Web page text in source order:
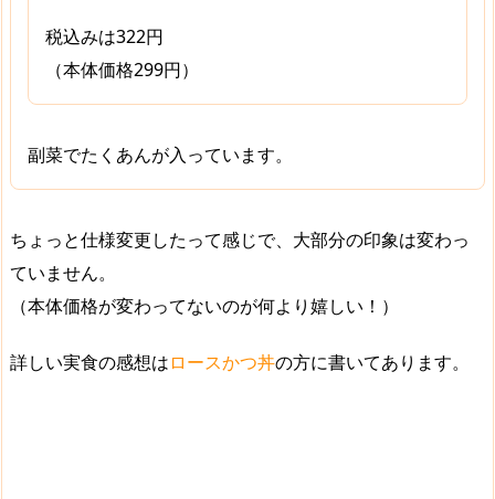
税込みは322円
（本体価格299円）
副菜でたくあんが入っています。
ちょっと仕様変更したって感じで、大部分の印象は変わっ
ていません。
（本体価格が変わってないのが何より嬉しい！ ）
詳しい実食の感想はロースかつ丼の方に書いてあります。